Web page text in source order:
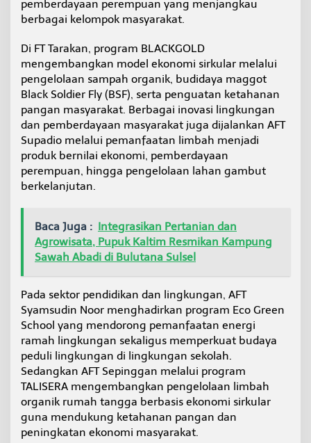
a
l
i
P
r
o
g
r
P
e
m
a
y
a
M
a
s
a
r
a
k
t
d
a
pemberdayaan perempuan yang menjangkau
berbagai kelompok masyarakat.
Di FT Tarakan, program BLACKGOLD
mengembangkan model ekonomi sirkular melalui
pengelolaan sampah organik, budidaya maggot
Black Soldier Fly (BSF), serta penguatan ketahanan
pangan masyarakat. Berbagai inovasi lingkungan
dan pemberdayaan masyarakat juga dijalankan AFT
Supadio melalui pemanfaatan limbah menjadi
produk bernilai ekonomi, pemberdayaan
perempuan, hingga pengelolaan lahan gambut
berkelanjutan.
Baca Juga : Integrasikan Pertanian dan
Agrowisata, Pupuk Kaltim Resmikan Kampung
Sawah Abadi di Bulutana Sulsel
Pada sektor pendidikan dan lingkungan, AFT
Syamsudin Noor menghadirkan program Eco Green
School yang mendorong pemanfaatan energi
ramah lingkungan sekaligus memperkuat budaya
peduli lingkungan di lingkungan sekolah.
Sedangkan AFT Sepinggan melalui program
TALISERA mengembangkan pengelolaan limbah
organik rumah tangga berbasis ekonomi sirkular
guna mendukung ketahanan pangan dan
peningkatan ekonomi masyarakat.